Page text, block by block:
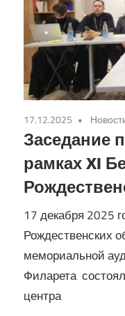
17.12.2025
Заседание
рамках XI
17 декабря 2025
Рождественских
мемориальной
Филарета
центра